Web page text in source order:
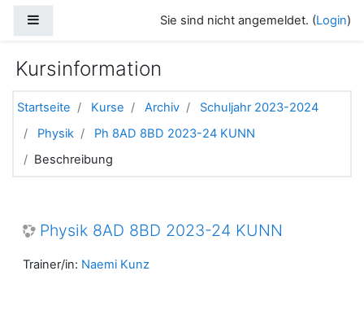
Sie sind nicht angemeldet. (Login)
Kursinformation
Startseite Kurse Archiv
Schuljahr 2023-2024
Physik
Ph 8AD 8BD 2023-24 KUNN
Beschreibung
Physik 8AD 8BD 2023-24 KUNN
Trainer/in: Naemi Kunz